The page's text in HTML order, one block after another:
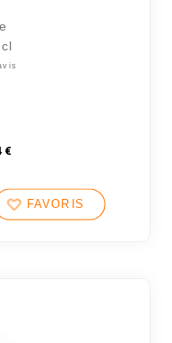
était : 129,00 €.
prix actuel est : 109,00 €.
initial était : 9,01 €.
€Le prix actuel est : 8,14 €.
FAVORIS